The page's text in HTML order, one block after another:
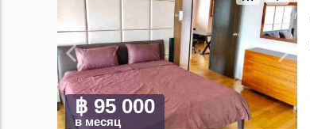
฿ 95 000
в месяц